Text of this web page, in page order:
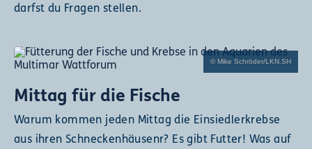
darfst du Fragen stellen.
© Mike Schröder/LKN.SH
Mittag für die Fische
Warum kommen jeden Mittag die Einsiedlerkrebse
aus ihren Schneckenhäusenr? Es gibt Futter! Was auf